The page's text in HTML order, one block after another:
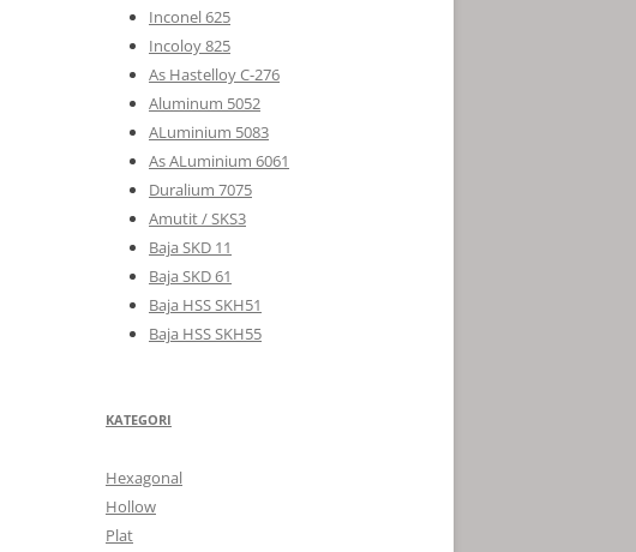
Inconel 625
Incoloy 825
As Hastelloy C-276
Aluminum 5052
ALuminium 5083
As ALuminium 6061
Duralium 7075
Amutit / SKS3
Baja SKD 11
Baja SKD 61
Baja HSS SKH51
Baja HSS SKH55
KATEGORI
Hexagonal
Hollow
Plat